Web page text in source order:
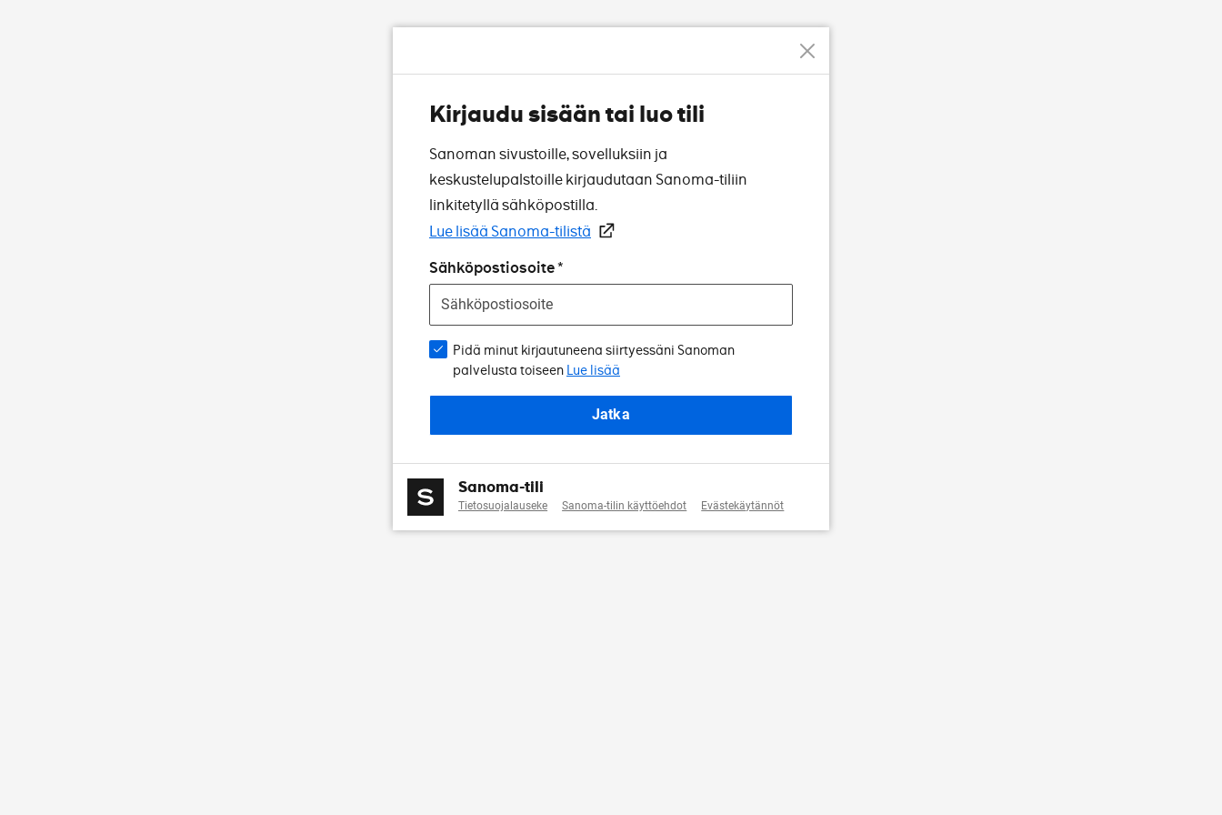
Kirjaudu sisään tai luo tili
Sanoman sivustoille, sovelluksiin ja
keskustelupalstoille kirjaudutaan Sanoma-tiliin
linkitetyllä sähköpostilla.
Lue lisää Sanoma-tilistä
Sähköpostiosoite
Pidä minut kirjautuneena siirtyessäni Sanoman
palvelusta toiseen Lue lisää
Jatka
Sanoma-tili
Tietosuojalauseke Sanoma-tilin käyttöehdot Evästekäytännöt